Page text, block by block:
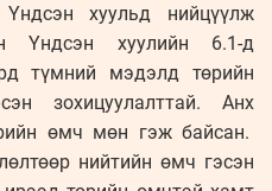
хуульд нийцүүлж
Үндсэн хуулийн 6.1-д
түмний мэдэлд төрийн
зохицуулалттай. Анх
өмч мөн гэж байсан.
нийтийн өмч гэсэн